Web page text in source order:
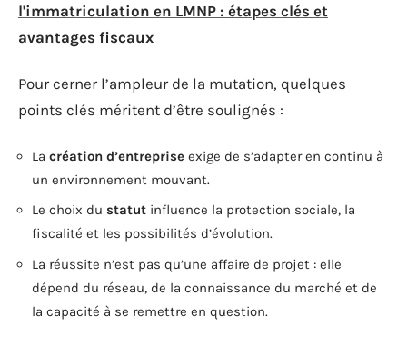
l'immatriculation en LMNP : étapes clés et
avantages fiscaux
Pour cerner l’ampleur de la mutation, quelques
points clés méritent d’être soulignés :
La création d’entreprise exige de s’adapter en continu à
un environnement mouvant.
Le choix du statut influence la protection sociale, la
fiscalité et les possibilités d’évolution.
La réussite n’est pas qu’une affaire de projet : elle
dépend du réseau, de la connaissance du marché et de
la capacité à se remettre en question.